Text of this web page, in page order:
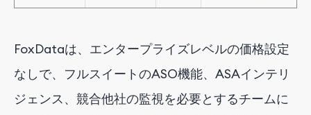
FoxDataは、エンタープライズレベルの価格設定
なしで、フルスイートのASO機能、ASAインテリ
ジェンス、競合他社の監視を必要とするチームに